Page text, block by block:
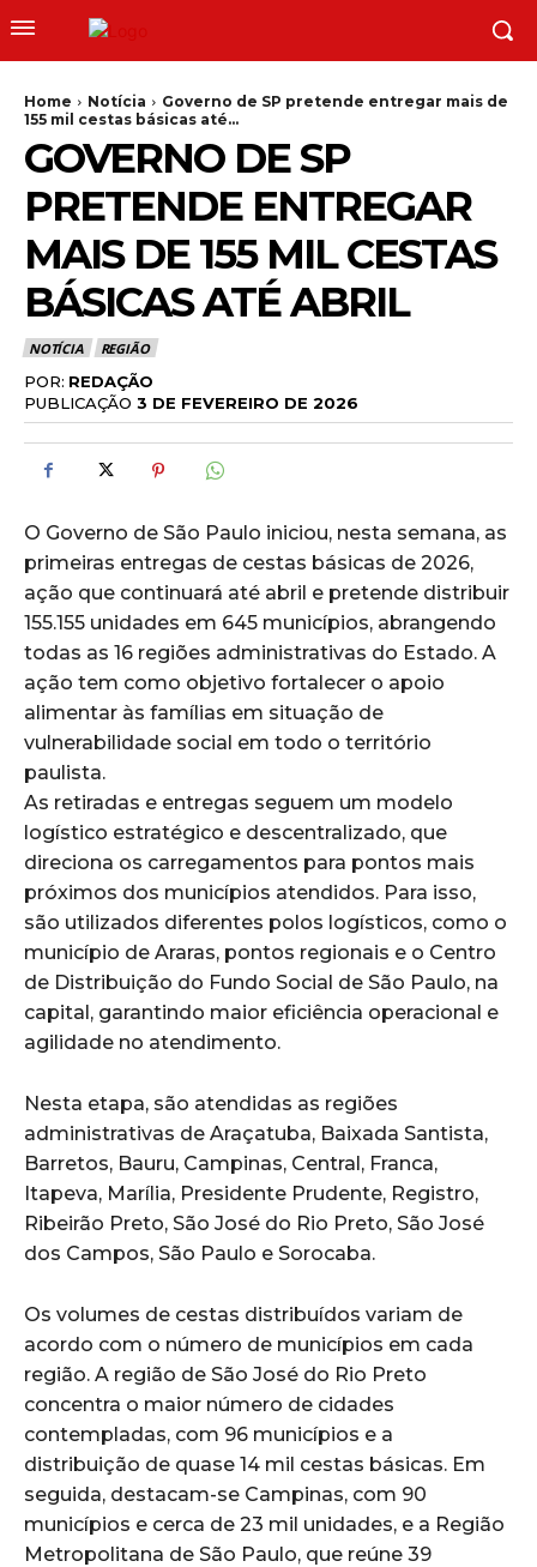
Home Notícia
Governo de SP pretende entregar mais de
155 mil cestas básicas até...
GOVERNO DE SP
PRETENDE ENTREGAR
MAIS DE 155 MIL CESTAS
BÁSICAS ATÉ ABRIL
NOTÍCIA REGIÃO
POR: REDAÇÃO
PUBLICAÇÃO 3 DE FEVEREIRO DE 2026
O Governo de São Paulo iniciou, nesta semana, as
primeiras entregas de cestas básicas de 2026,
ação que continuará até abril e pretende distribuir
155.155 unidades em 645 municípios, abrangendo
todas as 16 regiões administrativas do Estado. A
ação tem como objetivo fortalecer o apoio
alimentar às famílias em situação de
vulnerabilidade social em todo o território
paulista.
As retiradas e entregas seguem um modelo
logístico estratégico e descentralizado, que
direciona os carregamentos para pontos mais
próximos dos municípios atendidos. Para isso,
são utilizados diferentes polos logísticos, como o
município de Araras, pontos regionais e o Centro
de Distribuição do Fundo Social de São Paulo, na
capital, garantindo maior eficiência operacional e
agilidade no atendimento.
Nesta etapa, são atendidas as regiões
administrativas de Araçatuba, Baixada Santista,
Barretos, Bauru, Campinas, Central, Franca,
Itapeva, Marília, Presidente Prudente, Registro,
Ribeirão Preto, São José do Rio Preto, São José
dos Campos, São Paulo e Sorocaba.
Os volumes de cestas distribuídos variam de
acordo com o número de municípios em cada
região. A região de São José do Rio Preto
concentra o maior número de cidades
contempladas, com 96 municípios e a
distribuição de quase 14 mil cestas básicas. Em
seguida, destacam-se Campinas, com 90
municípios e cerca de 23 mil unidades, e a Região
Metropolitana de São Paulo, que reúne 39